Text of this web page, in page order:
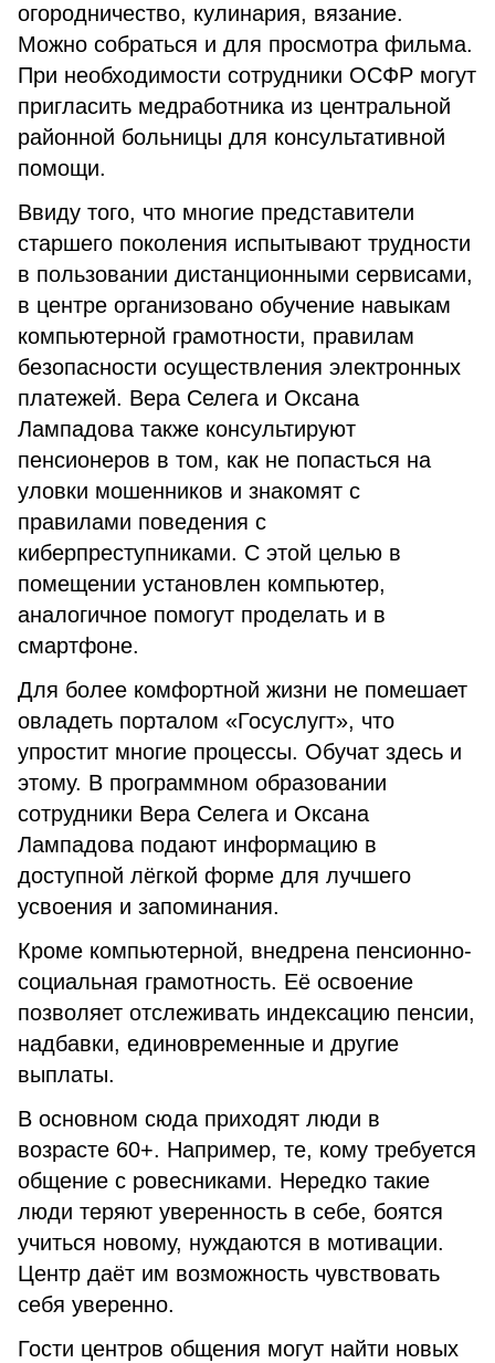
огородничество, кулинария, вязание.
Можно собраться и для просмотра фильма.
При необходимости сотрудники ОСФР могут
пригласить медработника из центральной
районной больницы для консультативной
помощи.
Ввиду того, что многие представители
старшего поколения испытывают трудности
в пользовании дистанционными сервисами,
в центре организовано обучение навыкам
компьютерной грамотности, правилам
безопасности осуществления электронных
платежей. Вера Селега и Оксана
Лампадова также консультируют
пенсионеров в том, как не попасться на
уловки мошенников и знакомят с
правилами поведения с
киберпреступниками. С этой целью в
помещении установлен компьютер,
аналогичное помогут проделать и в
смартфоне.
Для более комфортной жизни не помешает
овладеть порталом «Госуслугт», что
упростит многие процессы. Обучат здесь и
этому. В программном образовании
сотрудники Вера Селега и Оксана
Лампадова подают информацию в
доступной лёгкой форме для лучшего
усвоения и запоминания.
Кроме компьютерной, внедрена пенсионно-
социальная грамотность. Её освоение
позволяет отслеживать индексацию пенсии,
надбавки, единовременные и другие
выплаты.
В основном сюда приходят люди в
возрасте 60+. Например, те, кому требуется
общение с ровесниками. Нередко такие
люди теряют уверенность в себе, боятся
учиться новому, нуждаются в мотивации.
Центр даёт им возможность чувствовать
себя уверенно.
Гости центров общения могут найти новых